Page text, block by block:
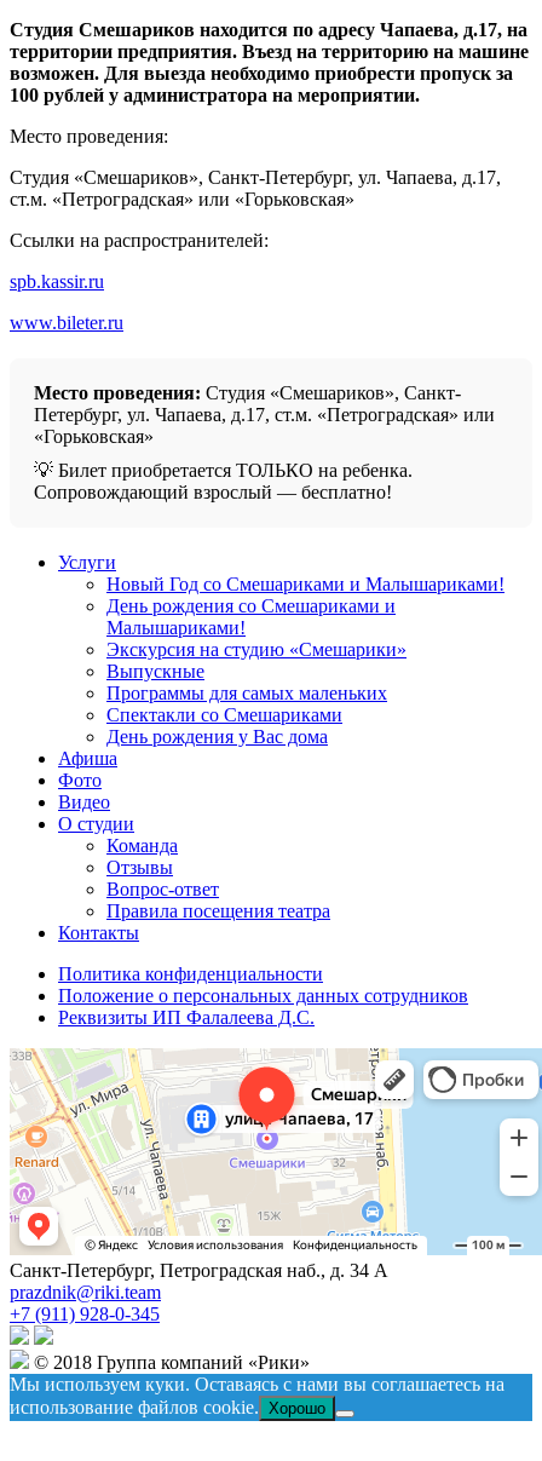
Студия Смешариков находится по адресу Чапаева, д.17, на
территории предприятия. Въезд на территорию на машине
возможен. Для выезда необходимо приобрести пропуск за
100 рублей у администратора на мероприятии.
Место проведения:
Студия «Смешариков», Санкт-Петербург, ул. Чапаева, д.17,
ст.м. «Петроградская» или «Горьковская»
Ссылки на распространителей:
spb.kassir.ru
www.bileter.ru
Место проведения: Студия «Смешариков», Санкт-
Петербург, ул. Чапаева, д.17, ст.м. «Петроградская» или
«Горьковская»
💡 Билет приобретается ТОЛЬКО на ребенка.
Сопровождающий взрослый — бесплатно!
Услуги
Новый Год со Смешариками и Малышариками!
День рождения со Смешариками и
Малышариками!
Экскурсия на студию «Смешарики»
Выпускные
Программы для самых маленьких
Спектакли со Смешариками
День рождения у Вас дома
Афиша
Фото
Видео
О студии
Команда
Отзывы
Вопрос-ответ
Правила посещения театра
Контакты
Политика конфиденциальности
Положение о персональных данных сотрудников
Реквизиты ИП Фалалеева Д.С.
Санкт-Петербург, Петроградская наб., д. 34 А
prazdnik@riki.team
+7 (911) 928-0-345
© 2018 Группа компаний «Рики»
Мы используем куки. Оставаясь с нами вы соглашаетесь на
использование файлов cookie. Хорошо